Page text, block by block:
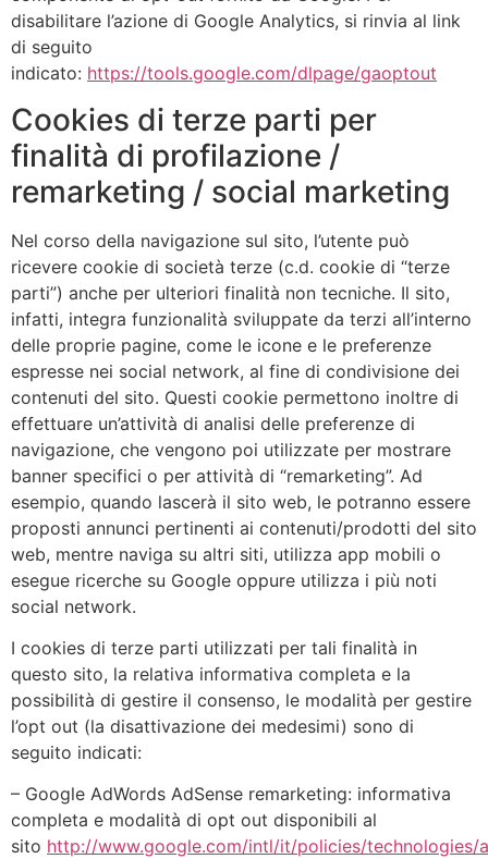
disabilitare l’azione di Google Analytics, si rinvia al link
di seguito
indicato: https://tools.google.com/dlpage/gaoptout
Cookies di terze parti per
finalità di profilazione /
remarketing / social marketing
Nel corso della navigazione sul sito, l’utente può
ricevere cookie di società terze (c.d. cookie di “terze
parti”) anche per ulteriori finalità non tecniche. Il sito,
infatti, integra funzionalità sviluppate da terzi all’interno
delle proprie pagine, come le icone e le preferenze
espresse nei social network, al fine di condivisione dei
contenuti del sito. Questi cookie permettono inoltre di
effettuare un’attività di analisi delle preferenze di
navigazione, che vengono poi utilizzate per mostrare
banner specifici o per attività di “remarketing”. Ad
esempio, quando lascerà il sito web, le potranno essere
proposti annunci pertinenti ai contenuti/prodotti del sito
web, mentre naviga su altri siti, utilizza app mobili o
esegue ricerche su Google oppure utilizza i più noti
social network.
I cookies di terze parti utilizzati per tali finalità in
questo sito, la relativa informativa completa e la
possibilità di gestire il consenso, le modalità per gestire
l’opt out (la disattivazione dei medesimi) sono di
seguito indicati:
– Google AdWords AdSense remarketing: informativa
completa e modalità di opt out disponibili al
sito http://www.google.com/intl/it/policies/technologies/